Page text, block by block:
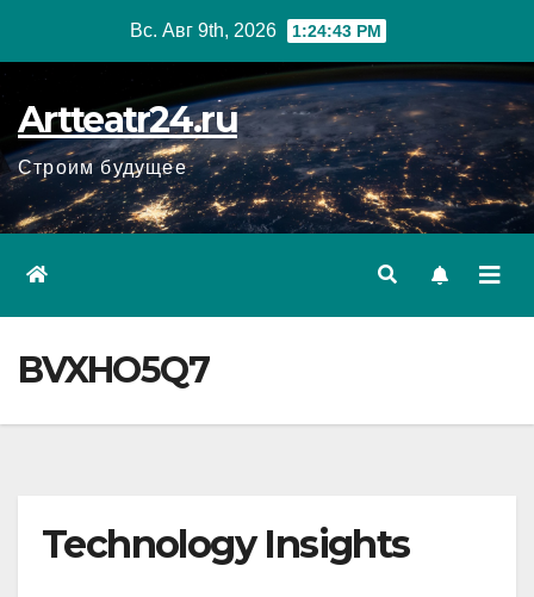
Вс. Авг 9th, 2026 1:24:44 PM
Artteatr24.ru
Строим будущее
BVXHO5Q7
Technology Insights